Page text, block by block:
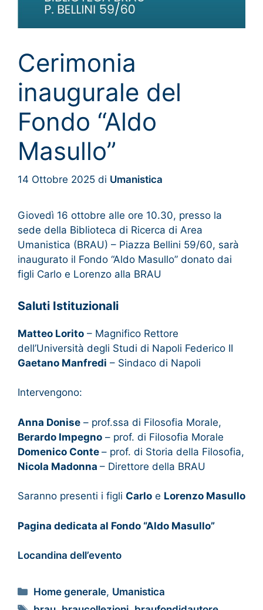
Cerimonia
inaugurale del
Fondo “Aldo
Masullo”
14 Ottobre 2025 di Umanistica
Giovedì 16 ottobre alle ore 10.30, presso la
sede della Biblioteca di Ricerca di Area
Umanistica (BRAU) – Piazza Bellini 59/60, sarà
inaugurato il Fondo “Aldo Masullo” donato dai
figli Carlo e Lorenzo alla BRAU
Saluti Istituzionali
Matteo Lorito – Magnifico Rettore
dell’Università degli Studi di Napoli Federico II
Gaetano Manfredi – Sindaco di Napoli
Intervengono:
Anna Donise – prof.ssa di Filosofia Morale,
Berardo Impegno – prof. di Filosofia Morale
Domenico Conte – prof. di Storia della Filosofia,
Nicola Madonna – Direttore della BRAU
Saranno presenti i figli Carlo e Lorenzo Masullo
Pagina dedicata al Fondo “Aldo Masullo”
Locandina dell’evento
Home generale, Umanistica